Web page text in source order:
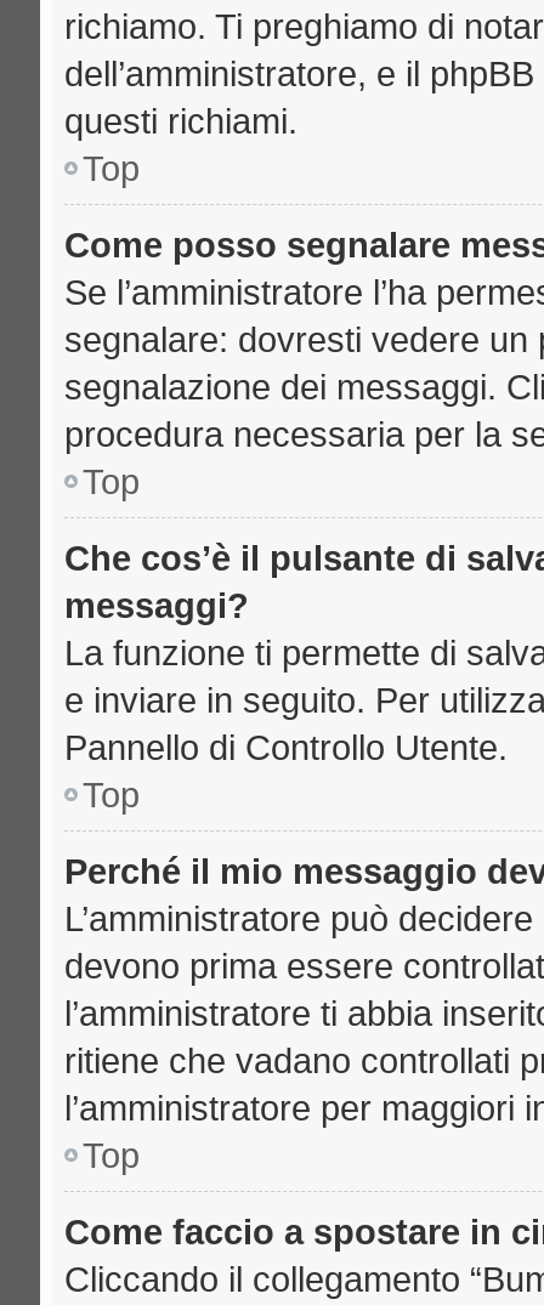
richiamo. Ti preghiamo di
dell’amministratore, e il
questi richiami.
Top
Come posso segnalare
Se l’amministratore l’ha
segnalare: dovresti vedere
segnalazione dei messaggi.
procedura necessaria per la
Top
Che cos’è il pulsante di
messaggi?
La funzione ti permette di
e inviare in seguito. Per
Pannello di Controllo Utente.
Top
Perché il mio messaggio
L’amministratore può
devono prima essere
l’amministratore ti abbia
ritiene che vadano controllati
l’amministratore per maggiori
Top
Come faccio a spostare in
Cliccando il collegamento